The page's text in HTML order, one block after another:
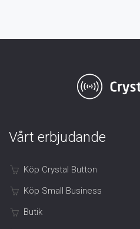
Vårt erbjudande
Köp Crystal Button
Köp Small Business
Butik